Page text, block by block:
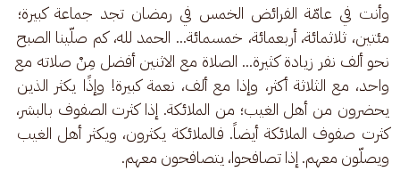
وأنت في عامّة الفرائض الخمس في رمضان تجد جماعة كبيرة؛
مئتين، ثلاثمائة، أربعمائة، خمسمائة... الحمد لله، كم صلّينا الصبح
نحو ألف نفر زيادة كثيرة... الصلاة مع الاثنين أفضل مِنْ صلاته مع
واحد، مع الثلاثة أكثر، وإذا مع ألف، نعمة كبيرة! وإذًا يكثر الذين
يحضرون من أهل الغيب؛ من الملائكة. إذا كثرت الصفوف بالبشر،
كثرت صفوف الملائكة أيضاً. فالملائكة يكثرون، ويكثر أهل الغيب
ويصلّون معهم. إذا تصافحوا، يتصافحون معهم.